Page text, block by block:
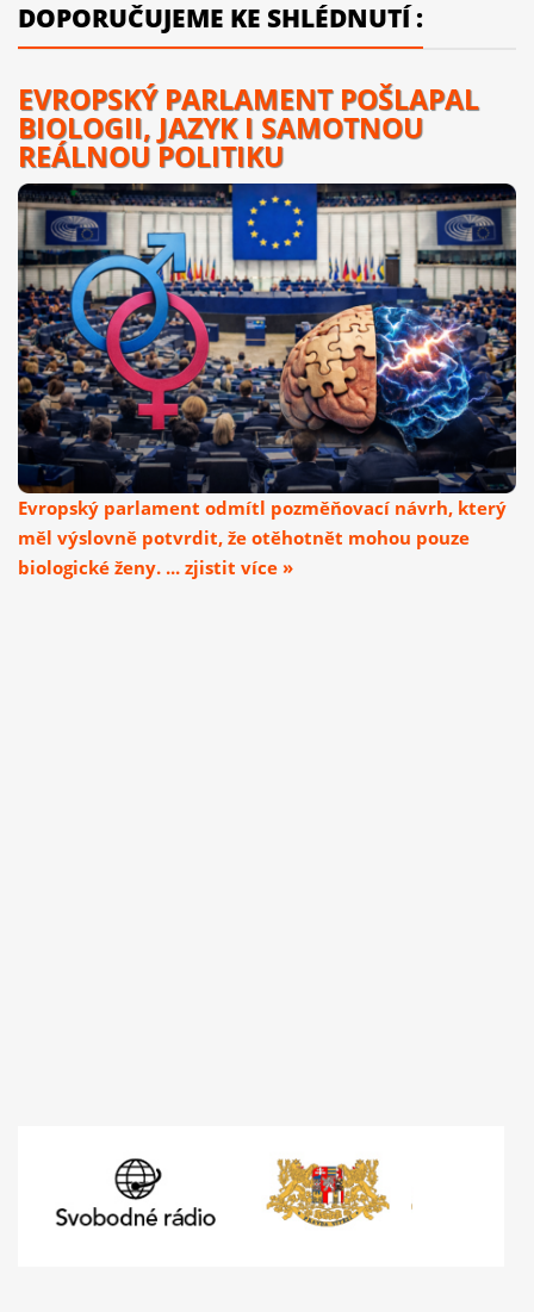
DOPORUČUJEME KE SHLÉDNUTÍ :
EVROPSKÝ PARLAMENT POŠLAPAL
BIOLOGII, JAZYK I SAMOTNOU
REÁLNOU POLITIKU
Evropský parlament odmítl pozměňovací návrh, který
měl výslovně potvrdit, že otěhotnět mohou pouze
biologické ženy. ... zjistit více »